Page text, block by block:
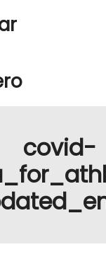
covid-